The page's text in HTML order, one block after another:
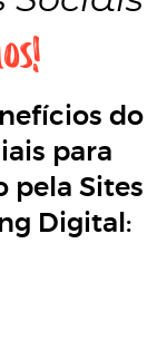
do
para
pela Sites
Digital: